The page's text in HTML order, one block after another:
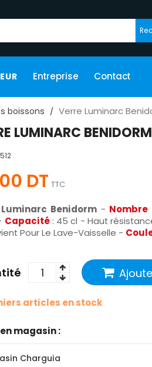
Entreprise Contact
boissons Verre Luminarc
LUMINARC
DT TTC
Benidorm - Nombre
Capacité : 45 cl - Haut
Pour Le Lave-Vaisselle -
articles en stock
magasin :
Charguia